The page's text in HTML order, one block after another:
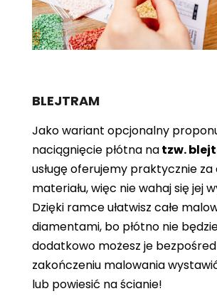
BLEJTRAM
Jako wariant opcjonalny
naciągnięcie płótna natzw.
usługę oferujemy praktycznie za
materiału, więc nie wahaj się jej
Dzięki ramce ułatwisz całe
diamentami, bo płótno nie
dodatkowo możesz je
zakończeniu malowania
lub powiesić na ścianie!